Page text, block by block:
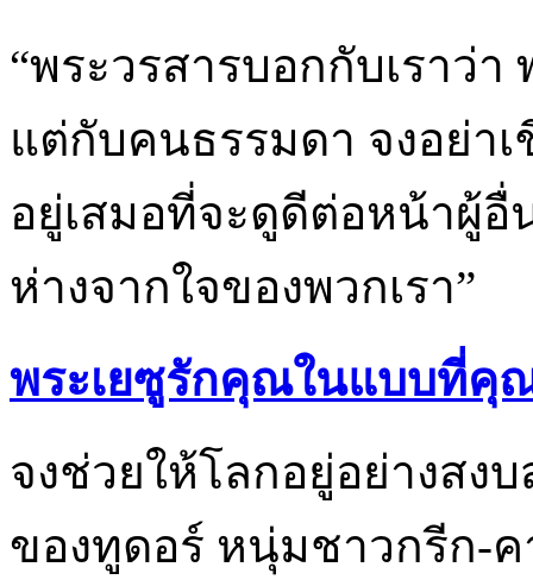
“พระวรสารบอกกับเราว่
แต่กับคนธรรมดา จงอย่า
อยู่เสมอที่จะดูดีต่อหน้าผู้อื่
ห่างจากใจของพวกเรา”
พระเยซูรักคุณในแบบที่คุ
จงช่วยให้โลกอยู่อย่างสง
ของทูดอร์ หนุ่มชาวกรีก-